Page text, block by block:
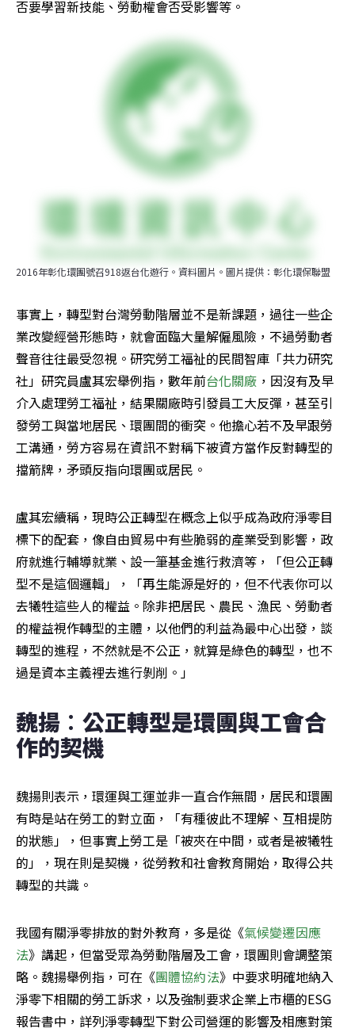
否要學習新技能、勞動權會否受影響等。
2016年彰化環團號召918返台化遊行。資料圖片。圖片提供：彰化環保聯盟
事實上，轉型對台灣勞動階層並不是新課題，過往一些企
業改變經營形態時，就會面臨大量解僱風險，不過勞動者
聲音往往最受忽視。研究勞工福祉的民間智庫「共力研究
社」研究員盧其宏舉例指，數年前台化關廠 ，因沒有及早
介入處理勞工福祉，結果關廠時引發員工大反彈，甚至引
發勞工與當地居民、環團間的衝突。他擔心若不及早跟勞
工溝通，勞方容易在資訊不對稱下被資方當作反對轉型的
擋箭牌，矛頭反指向環團或居民。
盧其宏續稱，現時公正轉型在概念上似乎成為政府淨零目
標下的配套，像自由貿易中有些脆弱的產業受到影響，政
府就進行輔導就業、設一筆基金進行救濟等，「但公正轉
型不是這個邏輯」，「再生能源是好的，但不代表你可以
去犧牲這些人的權益。除非把居民、農民、漁民、勞動者
的權益視作轉型的主體，以他們的利益為最中心出發，談
轉型的進程，不然就是不公正，就算是綠色的轉型，也不
過是資本主義裡去進行剝削。」
魏揚︰公正轉型是環團與工會合
作的契機
魏揚則表示，環運與工運並非一直合作無間，居民和環團
有時是站在勞工的對立面，「有種彼此不理解、互相提防
的狀態」，但事實上勞工是「被夾在中間，或者是被犧牲
的」，現在則是契機，從勞教和社會教育開始，取得公共
轉型的共識。
我國有關淨零排放的對外教育，多是從《氣候變遷因應
法》講起，但當受眾為勞動階層及工會，環團則會調整策
略。魏揚舉例指，可在《團體協約法》中要求明確地納入
淨零下相關的勞工訴求，以及強制要求企業上市櫃的ESG
報告書中，詳列淨零轉型下對公司營運的影響及相應對策